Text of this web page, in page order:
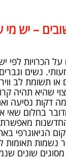
– יש
הכרויות לפי
נשים
או תשומת לב
שהיא תהיה
דקות נסיעה
בחלום שאי
הגיאוגרפי
תאומות
שונים